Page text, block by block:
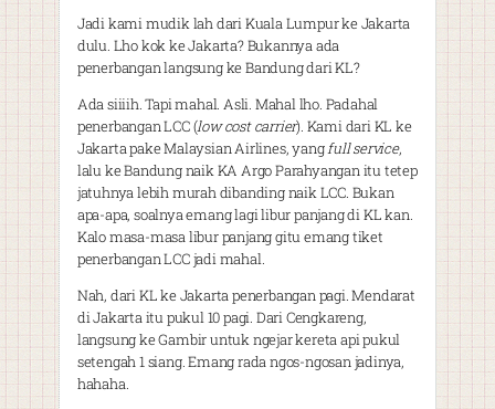
Jadi kami mudik lah dari Kuala Lumpur ke Jakarta
dulu. Lho kok ke Jakarta? Bukannya ada
penerbangan langsung ke Bandung dari KL?
Ada siiiih. Tapi mahal. Asli. Mahal lho. Padahal
penerbangan LCC (low cost carrier). Kami dari KL ke
Jakarta pake Malaysian Airlines, yangfull service,
lalu ke Bandung naik KA Argo Parahyangan itu tetep
jatuhnya lebih murah dibanding naik LCC. Bukan
apa-apa, soalnya emang lagi libur panjang di KL kan.
Kalo masa-masa libur panjang gitu emang tiket
penerbangan LCC jadi mahal.
Nah, dari KL ke Jakarta penerbangan pagi. Mendarat
di Jakarta itu pukul 10 pagi. Dari Cengkareng,
langsung ke Gambir untuk ngejar kereta api pukul
setengah 1 siang. Emang rada ngos-ngosan jadinya,
hahaha.